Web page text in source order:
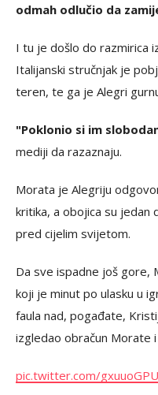
odmah odlučio da
I tu je došlo do razmirica
Italijanski stručnjak je
teren, te ga je Alegri
"Poklonio si im
mediji da razaznaju.
Morata je Alegriju
kritika, a obojica su jedan
pred cijelim svijetom.
Da sve ispadne još gore,
koji je minut po ulasku u
faula nad, pogađate,
izgledao obračun Morate i
pic.twitter.com/